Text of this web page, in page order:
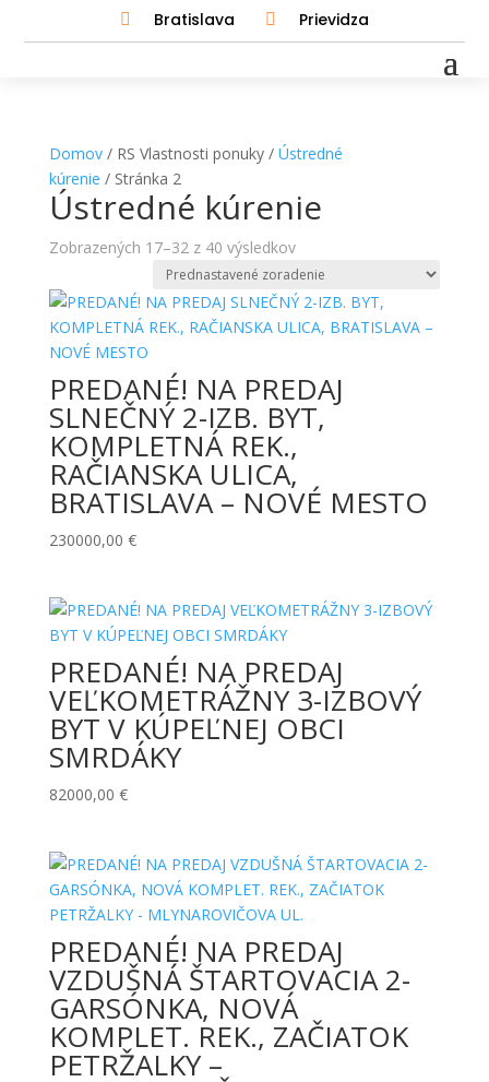
 Bratislava  Prievidza
Domov/ RS Vlastnosti ponuky / Ústredné
kúrenie / Stránka 2
Ústredné kúrenie
Zobrazených 17–32 z 40 výsledkov
PREDANÉ! NA PREDAJ
SLNEČNÝ 2-IZB. BYT,
KOMPLETNÁ REK.,
RAČIANSKA ULICA,
BRATISLAVA – NOVÉ MESTO
230000,00 €
PREDANÉ! NA PREDAJ
VEĽKOMETRÁŽNY 3-IZBOVÝ
BYT V KÚPEĽNEJ OBCI
SMRDÁKY
82000,00 €
PREDANÉ! NA PREDAJ
VZDUŠNÁ ŠTARTOVACIA 2-
GARSÓNKA, NOVÁ
KOMPLET. REK., ZAČIATOK
PETRŽALKY –